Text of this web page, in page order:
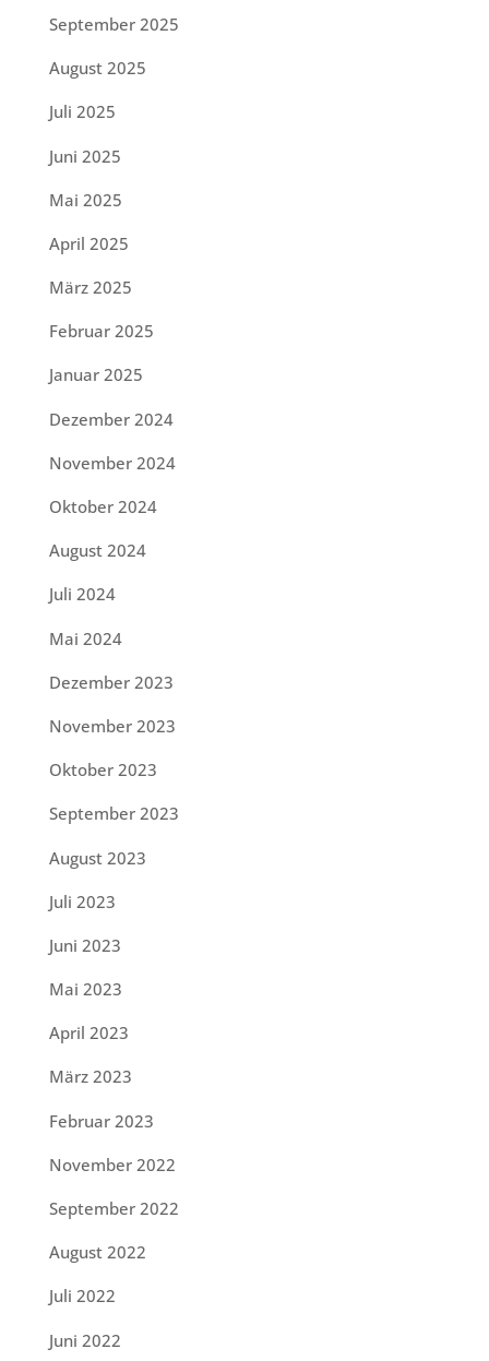
September 2025
August 2025
Juli 2025
Juni 2025
Mai 2025
April 2025
März 2025
Februar 2025
Januar 2025
Dezember 2024
November 2024
Oktober 2024
August 2024
Juli 2024
Mai 2024
Dezember 2023
November 2023
Oktober 2023
September 2023
August 2023
Juli 2023
Juni 2023
Mai 2023
April 2023
März 2023
Februar 2023
November 2022
September 2022
August 2022
Juli 2022
Juni 2022